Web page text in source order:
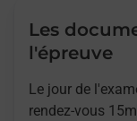
Les
l'épreuve
Le jour de
rendez-vous